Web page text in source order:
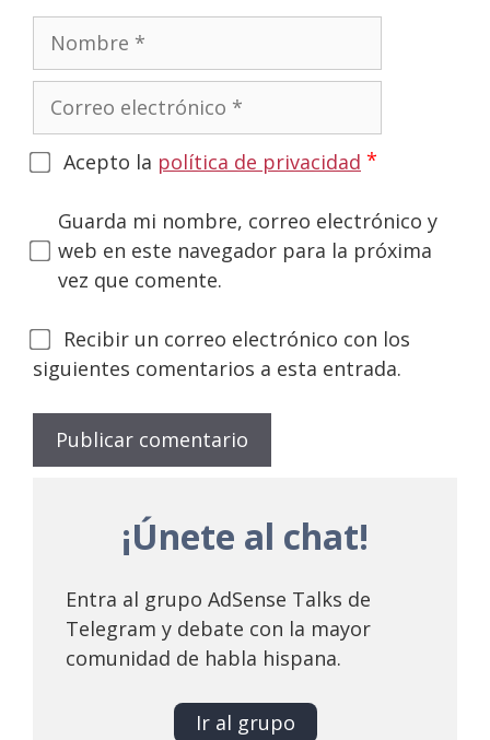
Nombre
Correo
electrónico
Acepto la política de privacidad *
Guarda mi nombre, correo electrónico y
web en este navegador para la próxima
vez que comente.
Recibir un correo electrónico con los
siguientes comentarios a esta entrada.
¡Únete al chat!
Entra al grupo AdSense Talks de
Telegram y debate con la mayor
comunidad de habla hispana.
Ir al grupo